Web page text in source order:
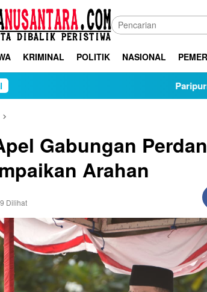
KRIMINAL POLITIK NASIONAL
Paripurna DPRD
Gabungan
Arahan
Dilihat